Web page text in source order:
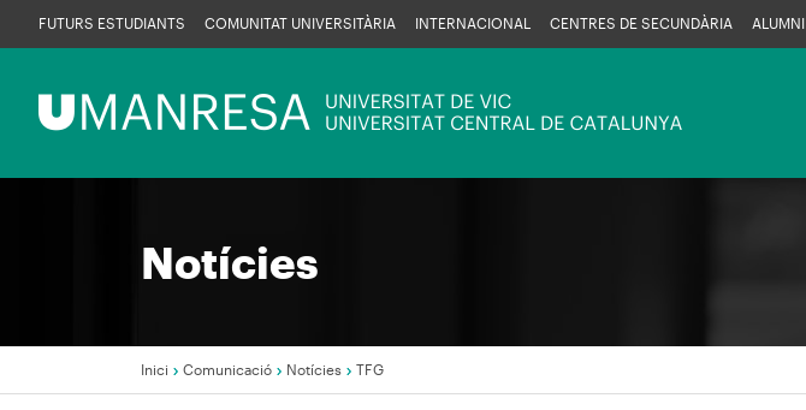
al
Menú
UManresa
FUTURS ESTUDIANTS COMUNITAT UNIVERSITÀRIA INTERNACIONAL CENTRES DE SECUNDÀRIA ALUMNI
Notícies
Inici Comunicació Notícies TFG